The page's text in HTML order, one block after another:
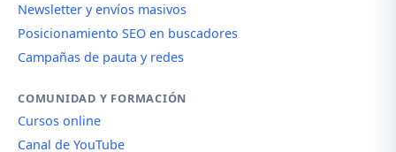
Newsletter y envíos masivos
Posicionamiento SEO en buscadores
Campañas de pauta y redes
COMUNIDAD Y FORMACIÓN
Cursos online
Canal de YouTube